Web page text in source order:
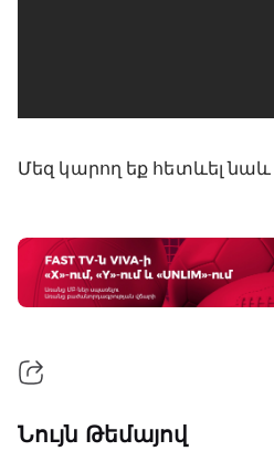
Մեզ կարող եք հետևել նաև
Նույն Թեմայով